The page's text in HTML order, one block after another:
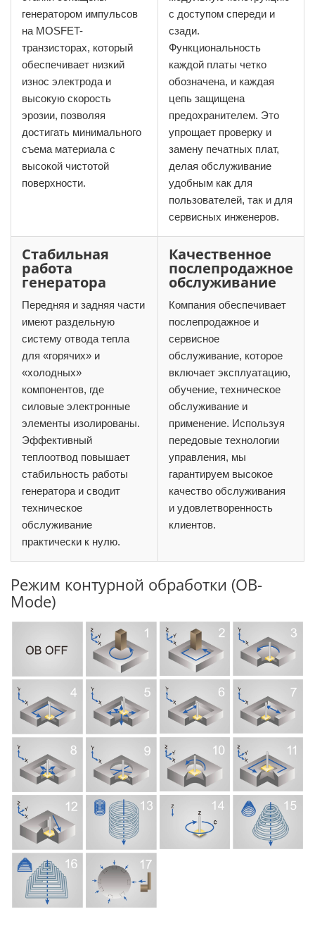
генератором импульсов
на MOSFET-
транзисторах, который
обеспечивает низкий
износ электрода и
высокую скорость
эрозии, позволяя
достигать минимального
съема материала с
высокой чистотой
поверхности.
с доступом спереди и
сзади.
Функциональность
каждой платы четко
обозначена, и каждая
цепь защищена
предохранителем. Это
упрощает проверку и
замену печатных плат,
делая обслуживание
удобным как для
пользователей, так и для
сервисных инженеров.
Стабильная
работа
генератора
Передняя и задняя части
имеют раздельную
систему отвода тепла
для «горячих» и
«холодных»
компонентов, где
силовые электронные
элементы изолированы.
Эффективный
теплоотвод повышает
стабильность работы
генератора и сводит
техническое
обслуживание
практически к нулю.
Качественное
послепродажное
обслуживание
Компания обеспечивает
послепродажное и
сервисное
обслуживание, которое
включает эксплуатацию,
обучение, техническое
обслуживание и
применение. Используя
передовые технологии
управления, мы
гарантируем высокое
качество обслуживания
и удовлетворенность
клиентов.
Режим контурной обработки (OB-
Mode)